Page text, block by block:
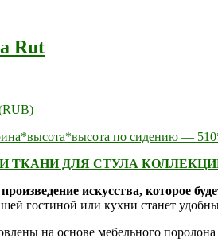
Rut
RUB)
по сидению —
ДЛЯ СТУЛА КОЛЛЕКЦИИ
искусства, которое
гостиной или кухни станет
на основе мебельного